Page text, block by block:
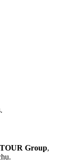
Group,